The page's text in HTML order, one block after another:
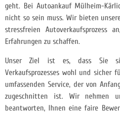
geht. Bei Autoankauf Mülheim-
nicht so sein muss. Wir bieten
stressfreien Autoverkaufsprozess
Erfahrungen zu schaffen.
Unser Ziel ist es, dass Sie
Verkaufsprozesses wohl und sicher
umfassenden Service, der von
zugeschnitten ist. Wir nehmen
beantworten, Ihnen eine faire